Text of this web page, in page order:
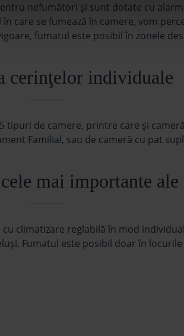
nefumători şi sunt dotate cu
care se fumează în camere, vom
fumatul este posibil în zonele
cerinţelor individuale
tipuri de camere, printre care şi
Familial, sau de cameră cu pat
mai importante ale
climatizare reglabilă în mod
Fumatul este posibil doar în